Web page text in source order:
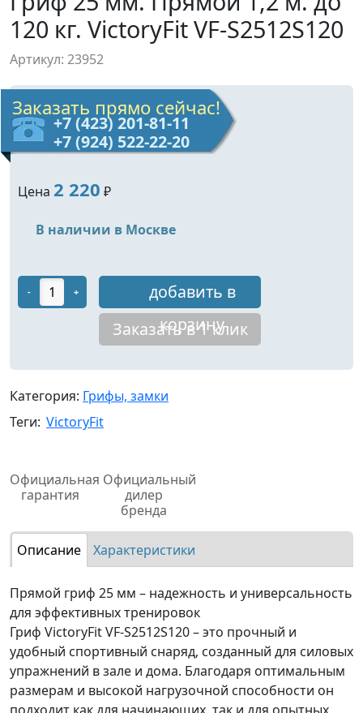
120 кг. VictoryFit VF-S2512S120
Артикул: 23952
Заказать прямо сейчас!
+7 (423) 201-81-11
+7 (924) 522-22-20
Цена 2 220 ₽
В наличии в Москве
- +
добавить в
корзину
Заказать в 1 клик
Категория: Грифы, замки
Теги: VictoryFit
Официальная
гарантия
Официальный
дилер
бренда
Описание Характеристики
Прямой гриф 25 мм – надежность и универсальность
для эффективных тренировок
Гриф VictoryFit VF-S2512S120 – это прочный и
удобный спортивный снаряд, созданный для силовых
упражнений в зале и дома. Благодаря оптимальным
размерам и высокой нагрузочной способности он